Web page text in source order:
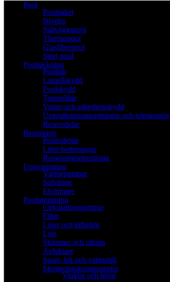
Pool
Poolpaket
Niveko
Stålväggspool
Thermopool
Glasfiberpool
Steel pool
Pooltäckning
Pooltak
Lamellskydd
Poolskydd
Termofiltar
Vinter-och säkerhetsskydd
Upprullningsanordningar och teleskoprör
Reservdelar
Rengöring
Poolrobotar
Liten bottensugar
Rengöringsutrustning
Uppvärmning
Värmepumpar
Solvärme
Elvärmare
Poolutrustning
Cirkulationspumpar
Filter
Liner och tillbehör
Ljus
Skimmer och utlopp
Avfuktare
Sport- lek och vattenfall
Monteringskomponenter
Vinklar och böjar